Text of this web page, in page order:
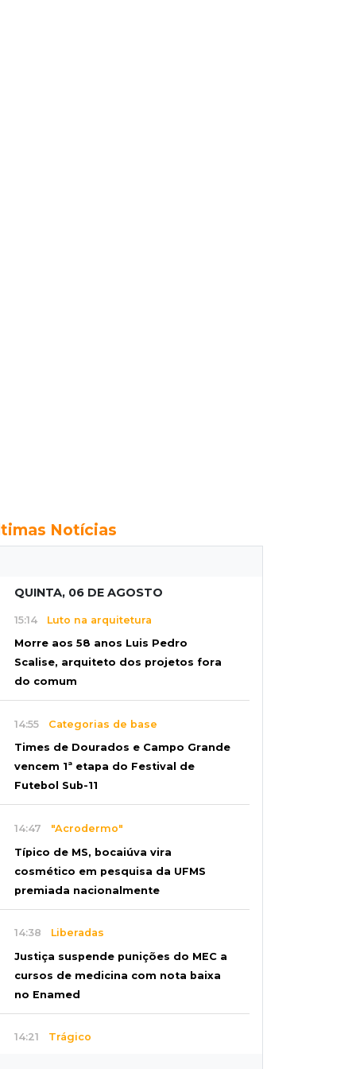
Notícias
QUINTA, 06 DE AGOSTO
15:14 Luto na arquitetura
Morre aos 58 anos Luis Pedro
Scalise, arquiteto dos projetos fora
do comum
14:55 Categorias de base
Times de Dourados e Campo Grande
vencem 1ª etapa do Festival de
Futebol Sub-11
14:47 "Acrodermo"
Típico de MS, bocaiúva vira
cosmético em pesquisa da UFMS
premiada nacionalmente
14:38 Liberadas
Justiça suspende punições do MEC a
cursos de medicina com nota baixa
no Enamed
14:21 Trágico